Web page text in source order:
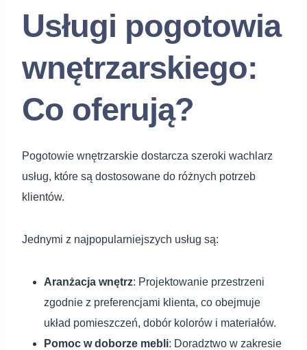
Usługi pogotowia
wnętrzarskiego:
Co oferują?
Pogotowie wnętrzarskie dostarcza szeroki wachlarz
usług, które są dostosowane do różnych potrzeb
klientów.
Jednymi z najpopularniejszych usług są:
Aranżacja wnętrz: Projektowanie przestrzeni
zgodnie z preferencjami klienta, co obejmuje
układ pomieszczeń, dobór kolorów i materiałów.
Pomoc w doborze mebli: Doradztwo w zakresie